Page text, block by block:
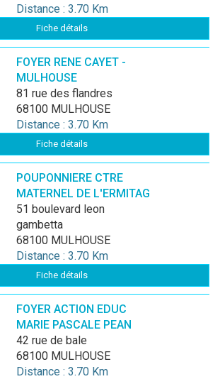
Distance : 3.70 Km
Fiche détails
FOYER RENE CAYET -
MULHOUSE
81 rue des flandres
68100 MULHOUSE
Distance : 3.70 Km
Fiche détails
POUPONNIERE CTRE
MATERNEL DE L'ERMITAG
51 boulevard leon
gambetta
68100 MULHOUSE
Distance : 3.70 Km
Fiche détails
FOYER ACTION EDUC
MARIE PASCALE PEAN
42 rue de bale
68100 MULHOUSE
Distance : 3.70 Km